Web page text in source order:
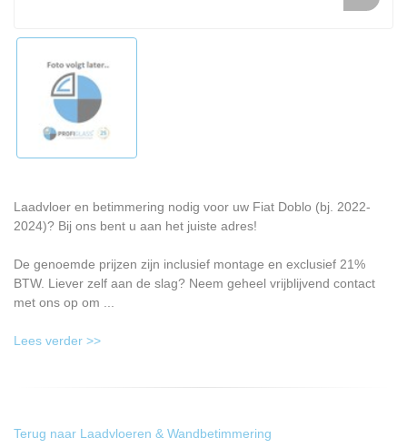
Laadvloer en betimmering nodig voor uw Fiat Doblo (bj. 2022-
2024)? Bij ons bent u aan het juiste adres!
De genoemde prijzen zijn inclusief montage en exclusief 21%
BTW. Liever zelf aan de slag? Neem geheel vrijblijvend contact
met ons op om ...
Lees verder >>
Terug naar Laadvloeren & Wandbetimmering